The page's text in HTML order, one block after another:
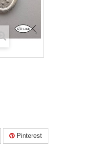
Pinterest